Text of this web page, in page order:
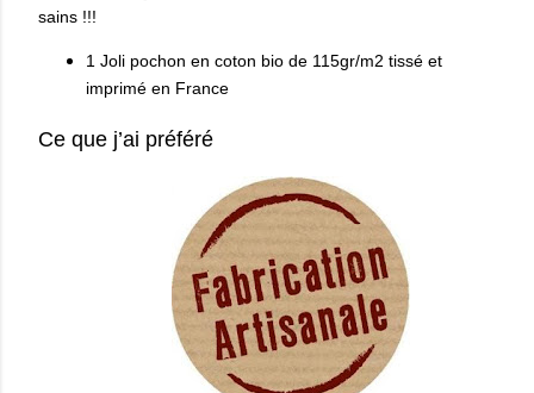
sains !!!
1 Joli pochon en coton bio de 115gr/m2 tissé et
imprimé en France
Ce que j’ai préféré